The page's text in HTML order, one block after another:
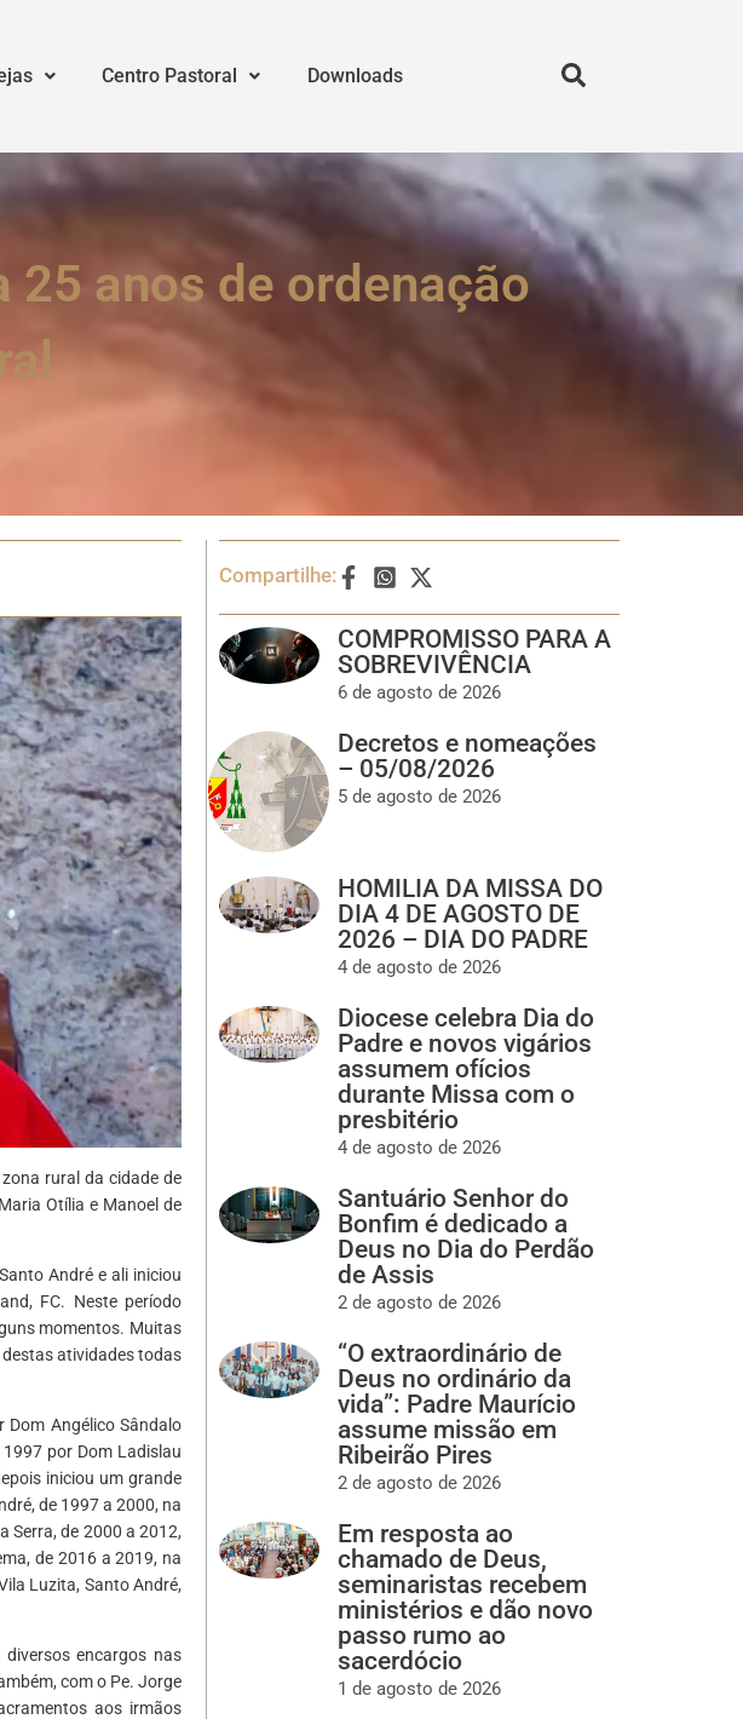
Centro Pastoral Downloads
25 anos de ordenação
rural da cidade de
Otília e Manoel de
André e ali iniciou
FC. Neste período
momentos. Muitas
atividades todas
Angélico Sândalo
por Dom Ladislau
iniciou um grande
de 1997 a 2000, na
Serra, de 2000 a 2012,
de 2016 a 2019, na
Luzita, Santo André,
encargos nas
com o Pe. Jorge
aos irmãos
Compartilhe:
COMPROMISSO PARA A
SOBREVIVÊNCIA
6 de agosto de 2026
Decretos e nomeações
– 05/08/2026
5 de agosto de 2026
HOMILIA DA MISSA DO
DIA 4 DE AGOSTO DE
2026 – DIA DO PADRE
4 de agosto de 2026
Diocese celebra Dia do
Padre e novos vigários
assumem ofícios
durante Missa com o
presbitério
4 de agosto de 2026
Santuário Senhor do
Bonfim é dedicado a
Deus no Dia do Perdão
de Assis
2 de agosto de 2026
“O extraordinário de
Deus no ordinário da
vida”: Padre Maurício
assume missão em
Ribeirão Pires
2 de agosto de 2026
Em resposta ao
chamado de Deus,
seminaristas recebem
ministérios e dão novo
passo rumo ao
sacerdócio
1 de agosto de 2026